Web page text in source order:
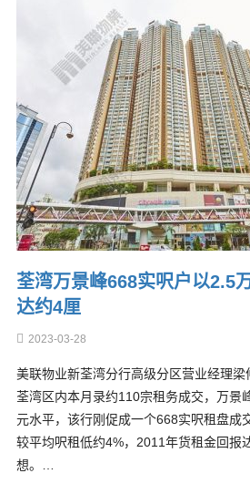
荃湾万景峰668实呎户以2.5
达约4厘
2023-03-28
美联物业新荃湾分行高级分区营业经理梁
荃湾区内本月录约110宗租务成交，万景
元水平，该行刚促成一个668实呎租盘成
较平均呎租低约4%，2011年货租金回报
想。…